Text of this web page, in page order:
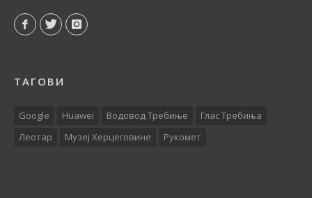
ТАГОВИ
Google Huawei Водовод Требиње
Глас Требиња
Леотар
Музеј Херцеговине Рукомет